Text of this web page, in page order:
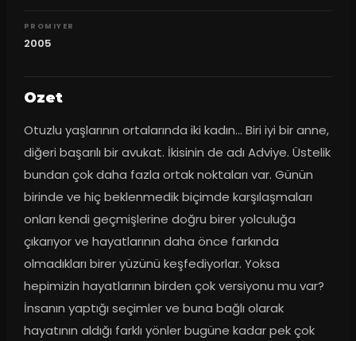
PROMIYER
2005
Ozet
Otuzlu yaşlarının ortalarında iki kadın... Biri iyi bir anne,
diğeri başarılı bir avukat. İkisinin de adı Adviye. Üstelik
bundan çok daha fazla ortak noktaları var. Günün
birinde ve hiç beklenmedik biçimde karşılaşmaları
onları kendi geçmişlerine doğru birer yolculuğa
çıkarıyor ve hayatlarının daha önce farkında
olmadıkları birer yüzünü keşfediyorlar. Yoksa
hepimizin hayatlarının birden çok versiyonu mu var?
İnsanın yaptığı seçimler ve buna bağlı olarak
hayatının aldığı farklı yönler bugüne kadar pek çok